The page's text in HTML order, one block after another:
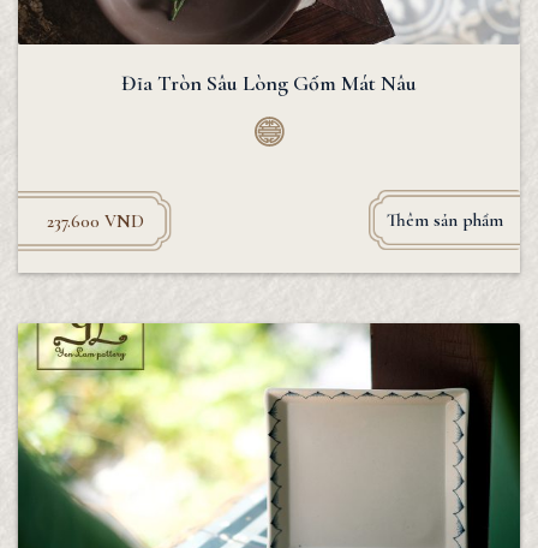
Đĩa Tròn Sâu Lòng Gốm Mát Nâu
237.600 VND Thêm sản phẩm